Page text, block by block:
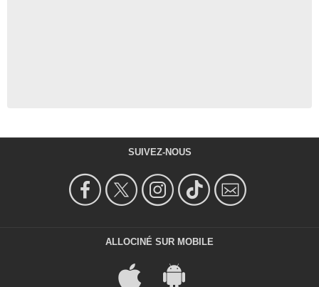
SUIVEZ-NOUS
ALLOCINÉ SUR MOBILE